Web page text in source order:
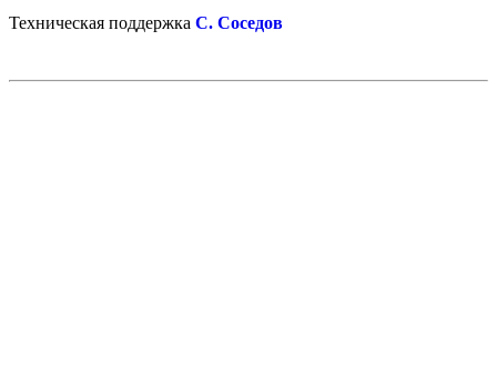
Техническая поддержка С. Соседов